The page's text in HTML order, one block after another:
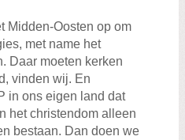
Midden-Oosten op om
met name het
Daar moeten kerken
vinden wij. En
in ons eigen land dat
het christendom alleen
bestaan. Dan doen we